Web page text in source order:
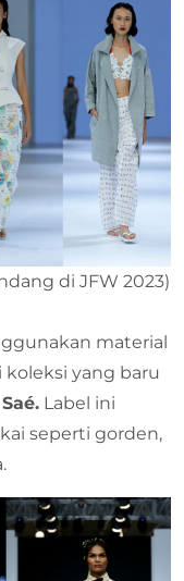
di JFW 2023)
material
yang baru
é. Label ini
seperti gorden,